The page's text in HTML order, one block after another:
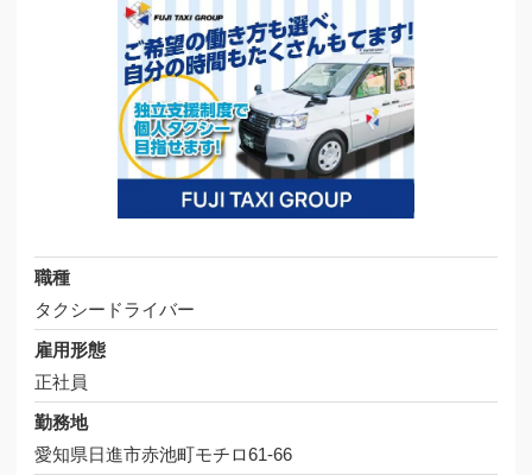
職種
タクシードライバー
雇用形態
正社員
勤務地
愛知県日進市赤池町モチロ61-66